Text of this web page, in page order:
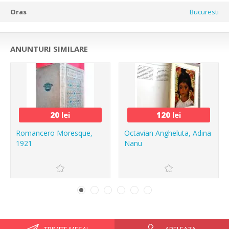
Oras Bucuresti
ANUNTURI SIMILARE
20 lei
Romancero Moresque,
1921
120lei
Octavian Angheluta, Adina
Nanu